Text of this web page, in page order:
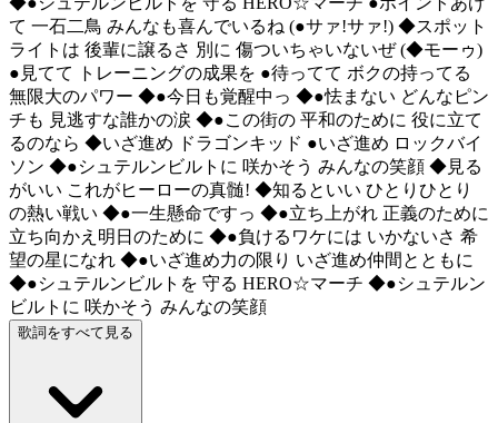
て 一石二鳥 みんなも喜んでいるね (●サァ!サァ!) ◆スポット
ライトは 後輩に譲るさ 別に 傷ついちゃいないぜ (◆モーゥ)
●見てて トレーニングの成果を ●待ってて ボクの持ってる
無限大のパワー ◆●今日も覚醒中っ ◆●怯まない どんなピン
チも 見逃すな誰かの涙 ◆●この街の 平和のために 役に立て
るのなら ◆いざ進め ドラゴンキッド ●いざ進め ロックバイ
ソン ◆●シュテルンビルトに 咲かそう みんなの笑顔 ◆見る
がいい これがヒーローの真髄! ◆知るといい ひとりひとり
の熱い戦い ◆●一生懸命ですっ ◆●立ち上がれ 正義のために
立ち向かえ明日のために ◆●負けるワケには いかないさ 希
望の星になれ ◆●いざ進め力の限り いざ進め仲間とともに
◆●シュテルンビルトを 守る HERO☆マーチ ◆●シュテルン
ビルトに 咲かそう みんなの笑顔
歌詞をすべて見る